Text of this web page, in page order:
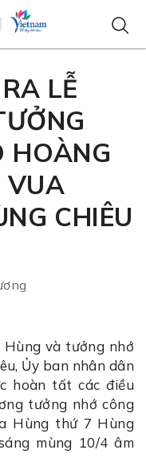
LỄ
HOÀNG
VUA
CHIÊU
Hùng và tưởng nhớ
Ủy ban nhân dân
hoàn tất các điều
tưởng nhớ công
Hùng thứ 7 Hùng
mùng 10/4 âm